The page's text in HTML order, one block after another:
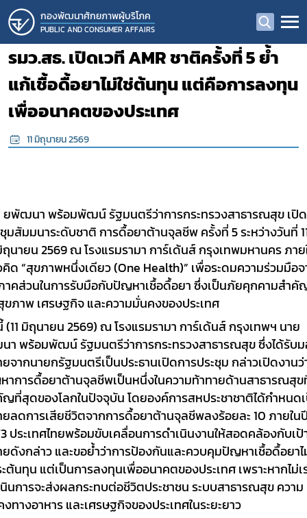
กองพัฒนาศักยภาพผู้บริโภค
PUBLIC AND CONSUMER AFFAIRS
รมว.สธ. เปิดเวที AMR ชาติครั้งที่ 5 ย้ำ
แก้เชื้อดื้อยาไม่ใช่ต้นทุน แต่คือการลงทุน
เพื่ออนาคตของประเทศ
11 มิถุนายน 2569
พัฒนา พร้อมพัฒน์ รัฐมนตรีว่าการกระทรวงสาธารณสุข เปิด
มสัมมนาระดับชาติ การดื้อยาต้านจุลชีพ ครั้งที่ 5ระหว่างวันที่
ถุนายน 2569 ณ โรงแรมรามา การ์เด้นส์ กรุงเทพมหานคร ภา
ด “สุขภาพหนึ่งเดียว (One Health)” เพื่อระดมความร่วมมือ
าคส่วนในการรับมือกับปัญหาเชื้อดื้อยา ซึ่งเป็นภัยคุกคามสำคั
ภาพ เศรษฐกิจ และความมั่นคงของประเทศ
(11 มิถุนายน 2569) ณ โรงแรมรามา การ์เด้นส์ กรุงเทพฯ นาย
า พร้อมพัฒน์ รัฐมนตรีว่าการกระทรวงสาธารณสุขซึ่งได้รับ
จากนายกรัฐมนตรีเป็นประธานเปิดการประชุม กล่าวเปิดงานว่
การดื้อยาต้านจุลชีพเป็นหนึ่งในความท้าทายด้านสาธารณสุ
ที่สุดของโลกในปัจจุบัน โดยองค์การสหประชาชาติได้กำหนด
ลดการเสียชีวิตจากการดื้อยาต้านจุลชีพลงร้อยละ 10 ภายใน
ประเทศไทยพร้อมขับเคลื่อนการดำเนินงานให้สอดคล้องกับเป้
ดังกล่าว และขอย้ำว่าการป้องกันและควบคุมปัญหาเชื้อดื้อยาไ
ต้นทุน แต่เป็นการลงทุนเพื่ออนาคตของประเทศ เพราะหากไม่เ
นการจะส่งผลกระทบต่อชีวิตประชาชน ระบบสาธารณสุข ความ
ทางอาหาร และเศรษฐกิจของประเทศในระยะยาว